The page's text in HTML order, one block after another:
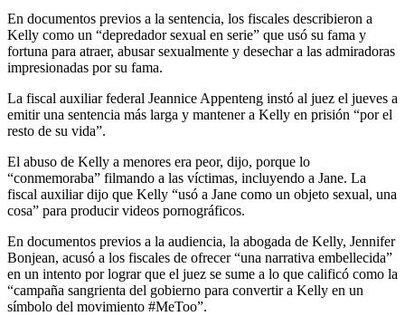
En documentos previos a la sentencia, los fiscales describieron a
Kelly como un “depredador sexual en serie” que usó su fama y
fortuna para atraer, abusar sexualmente y desechar a las admiradoras
impresionadas por su fama.
La fiscal auxiliar federal Jeannice Appenteng instó al juez el jueves a
emitir una sentencia más larga y mantener a Kelly en prisión “por el
resto de su vida”.
El abuso de Kelly a menores era peor, dijo, porque lo
“conmemoraba” filmando a las víctimas, incluyendo a Jane. La
fiscal auxiliar dijo que Kelly “usó a Jane como un objeto sexual, una
cosa” para producir videos pornográficos.
En documentos previos a la audiencia, la abogada de Kelly, Jennifer
Bonjean, acusó a los fiscales de ofrecer “una narrativa embellecida”
en un intento por lograr que el juez se sume a lo que calificó como la
“campaña sangrienta del gobierno para convertir a Kelly en un
símbolo del movimiento #MeToo”.